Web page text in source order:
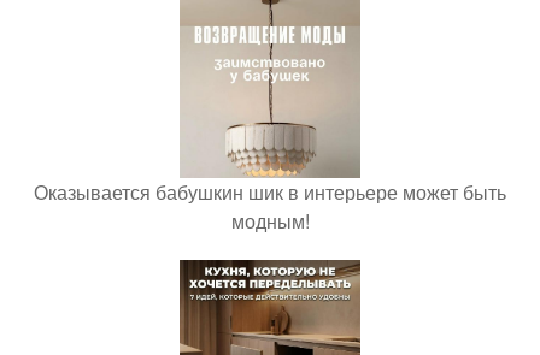
Оказывается бабушкин шик в интерьере может быть
модным!